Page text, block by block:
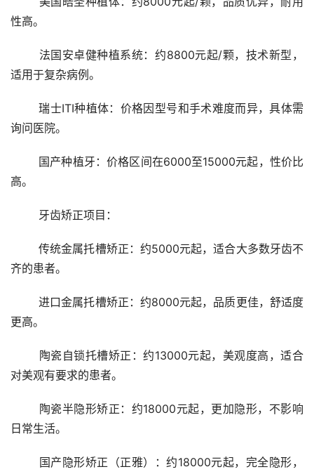
性高。
适用于复杂病例。
	瑞士ITI种植体：价格因型号和手术难度而异，具体需
询问医院。
高。
	牙齿矫正项目：
	传统金属托槽矫正：约5000元起，适合大多数牙齿不
齐的患者。
	进口金属托槽矫正：约8000元起，品质更佳，舒适度
更高。
对美观有要求的患者。
日常生活。